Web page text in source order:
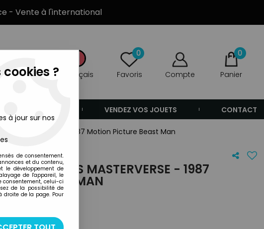
- Vente à l'international
Français
0
Favoris Compte
0
Panier
VENDEZ VOS JOUETS CONTACT
Masterverse - 1987 Motion Picture Beast Man
DE L'UNIVERS MASTERVERSE - 1987
BEAST MAN
?
à jour sur nos
de consentement.
et du contenu,
le développement de
de l'appareil, le
consentement, celui-ci
de la possibilité de
de la page. Pour